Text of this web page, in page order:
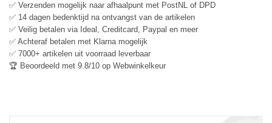
✅ Verzenden mogelijk naar afhaalpunt met PostNL of DPD
✅ 14 dagen bedenktijd na ontvangst van de artikelen
✅ Veilig betalen via Ideal, Creditcard, Paypal en meer
✅ Achteraf betalen met Klarna mogelijk
✅ 7000+ artikelen uit voorraad leverbaar
🏆 Beoordeeld met 9.8/10 op Webwinkelkeur